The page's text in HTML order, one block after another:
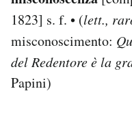
1823] s. f. • (lett.,
misconoscimento:
del Redentore è la
Papini)